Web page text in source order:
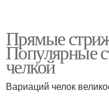
Прямые
Популярные
челкой
Вариаций челок